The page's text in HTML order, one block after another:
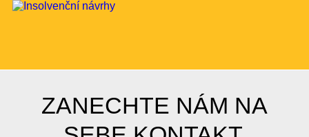
ZANECHTE NÁM NA